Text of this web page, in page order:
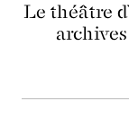
Le théâtre